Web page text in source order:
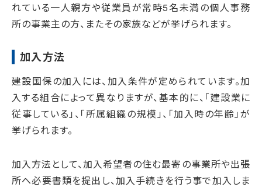
れている一人親方や従業員が常時5名未満の個人事務
所の事業主の方、またその家族などが挙げられます。
加入方法
建設国保の加入には、加入条件が定められています。加
入する組合によって異なりますが、基本的に、 「建設業に
従事している」 、 「所属組織の規模」、 「加入時の年齢」が
挙げられます。
加入方法として、加入希望者の住む最寄の事業所や出張
所へ必要書類を提出し、加入手続きを行う事で加入しま